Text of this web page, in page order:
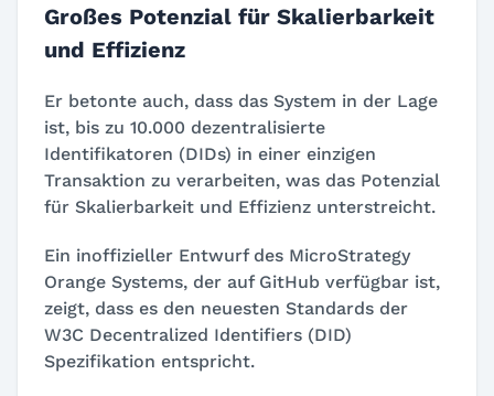
Großes Potenzial für Skalierbarkeit
und Effizienz
Er betonte auch, dass das System in der Lage
ist, bis zu 10.000 dezentralisierte
Identifikatoren (DIDs) in einer einzigen
Transaktion zu verarbeiten, was das Potenzial
für Skalierbarkeit und Effizienz unterstreicht.
Ein inoffizieller Entwurf des MicroStrategy
Orange Systems, der auf GitHub verfügbar ist,
zeigt, dass es den neuesten Standards der
W3C Decentralized Identifiers (DID)
Spezifikation entspricht.